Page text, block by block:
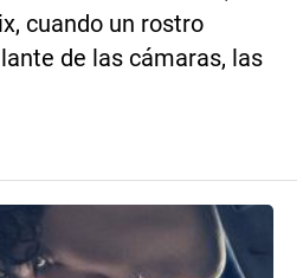
cuando un rostro
de las cámaras, las